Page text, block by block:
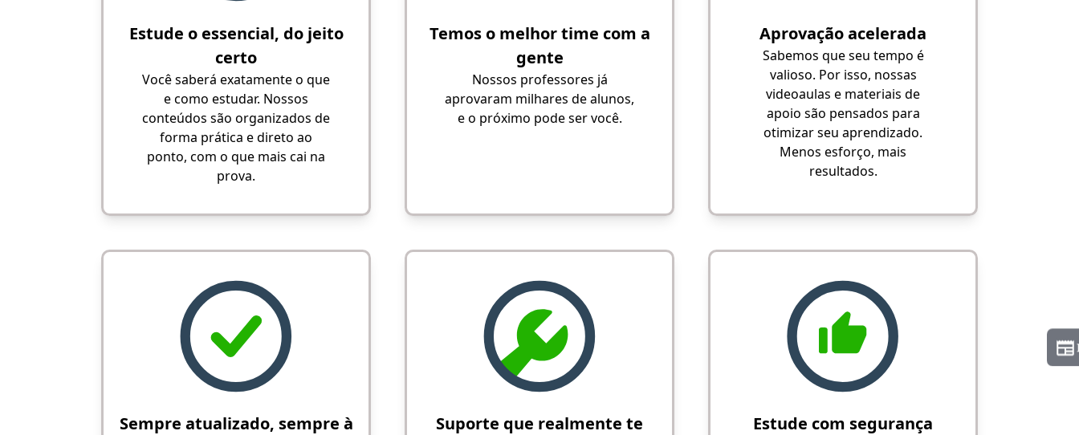
Estude o essencial, do jeito
certo
Você saberá exatamente o que
e como estudar. Nossos
conteúdos são organizados de
forma prática e direto ao
ponto, com o que mais cai na
prova.
Temos o melhor time com a
gente
Nossos professores já
aprovaram milhares de alunos,
e o próximo pode ser você.
Aprovação acelerada
Sabemos que seu tempo é
valioso. Por isso, nossas
videoaulas e materiais de
apoio são pensados para
otimizar seu aprendizado.
Menos esforço, mais
resultados.
Sempre atualizado, sempre à
Suporte que realmente te
Estude com segurança